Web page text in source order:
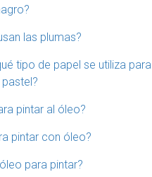
las plumas?
tipo de papel se utiliza para
pintar al óleo?
pintar con óleo?
para pintar?